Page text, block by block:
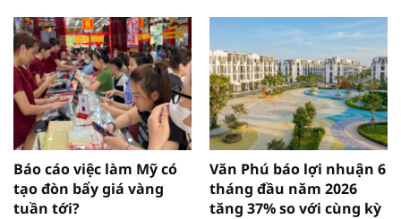
Báo cáo việc làm Mỹ có
tạo đòn bẩy giá vàng
tuần tới?
Văn Phú báo lợi nhuận 6
tháng đầu năm 2026
tăng 37% so với cùng kỳ